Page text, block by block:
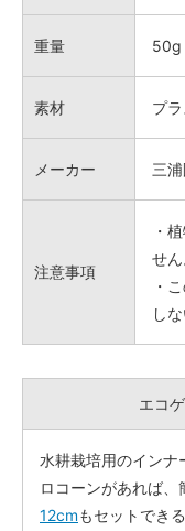
重量 50g
素材 プ
メーカー 三
注意事項
・
せん
・
し
エコ
水耕栽培用のインナ
ロコーンがあれば、
12cmもセットでき